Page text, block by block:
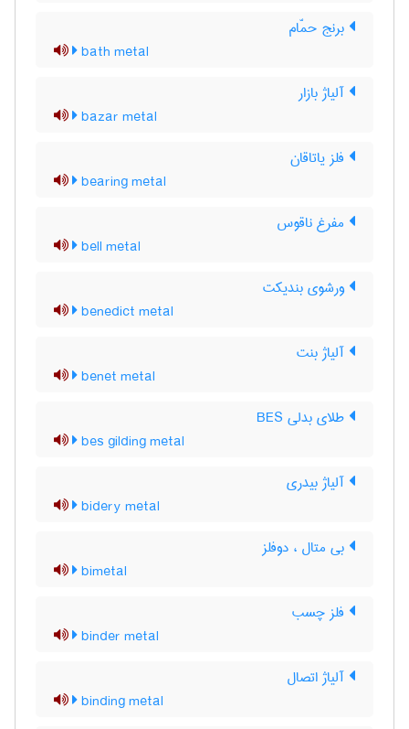
برنج حمّام
bath metal
آلیاژ بازار
bazar metal
فلز یاتاقان
bearing metal
مفرغ ناقوس
bell metal
ورشوی بندیکت
benedict metal
آلیاژ بنت
benet metal
طلای بدلی BES
bes gilding metal
آلیاژ بیدری
bidery metal
بی متال ، دوفلز
bimetal
فلز چسب
binder metal
آلیاژ اتصال
binding metal